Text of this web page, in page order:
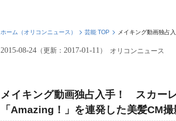
ホーム（オリコンニュース） 芸能 TOP メイキング動画独占
2015-08-24 （更新： 2017-01-11 ） オリコンニュース
メイキング動画独占入手！ スカー
「Amazing！」を連発した美髪CM